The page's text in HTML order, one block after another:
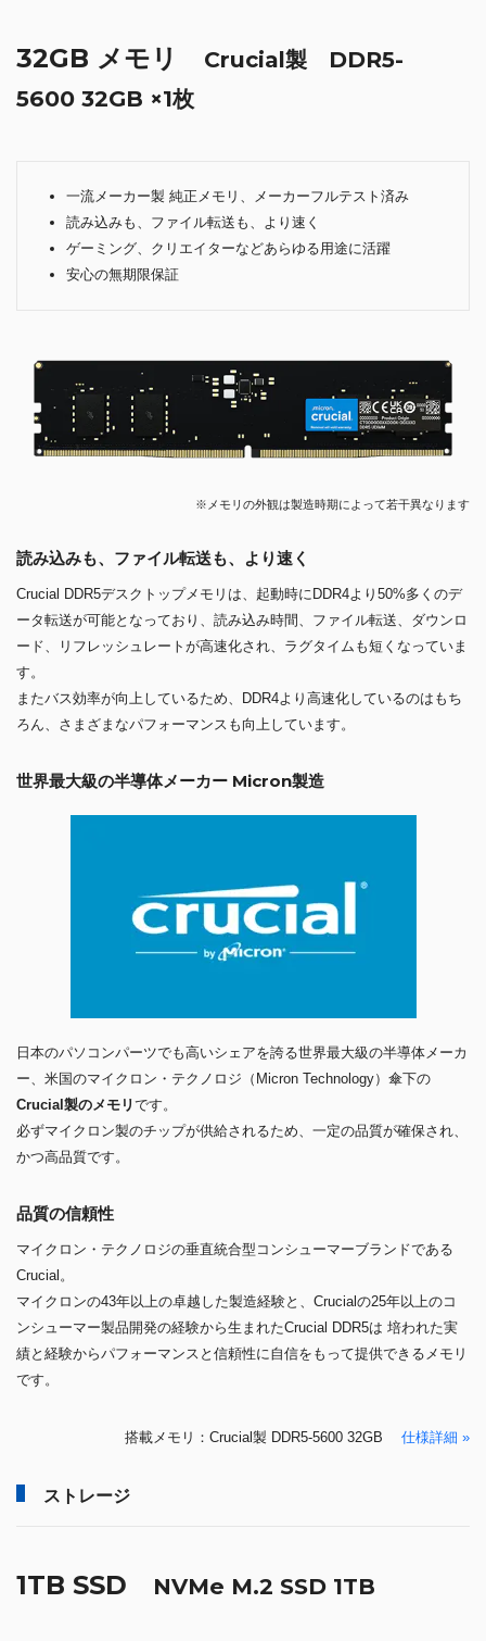
32GB メモリ
Crucial製 DDR5-
5600 32GB ×1枚
一流メーカー製 純正メモリ、メーカーフルテスト済み
読み込みも、ファイル転送も、より速く
ゲーミング、クリエイターなどあらゆる用途に活躍
安心の無期限保証
※メモリの外観は製造時期によって若干異なります
読み込みも、ファイル転送も、より速く
Crucial DDR5デスクトップメモリは、起動時にDDR4より50%多くのデ
ータ転送が可能となっており、読み込み時間、ファイル転送、ダウンロ
ード、リフレッシュレートが高速化され、ラグタイムも短くなっていま
す。
またバス効率が向上しているため、DDR4より高速化しているのはもち
ろん、さまざまなパフォーマンスも向上しています。
世界最大級の半導体メーカー Micron製造
日本のパソコンパーツでも高いシェアを誇る世界最大級の半導体メーカ
ー、米国のマイクロン・テクノロジ（Micron Technology）傘下の
Crucial製のメモリです。
必ずマイクロン製のチップが供給されるため、一定の品質が確保され、
かつ高品質です。
品質の信頼性
マイクロン・テクノロジの垂直統合型コンシューマーブランドである
Crucial。
マイクロンの43年以上の卓越した製造経験と、Crucialの25年以上のコ
ンシューマー製品開発の経験から生まれたCrucial DDR5は 培われた実
績と経験からパフォーマンスと信頼性に自信をもって提供できるメモリ
です。
搭載メモリ：Crucial製 DDR5-5600 32GB 仕様詳細 »
ストレージ
1TB SSD NVMe M.2 SSD 1TB